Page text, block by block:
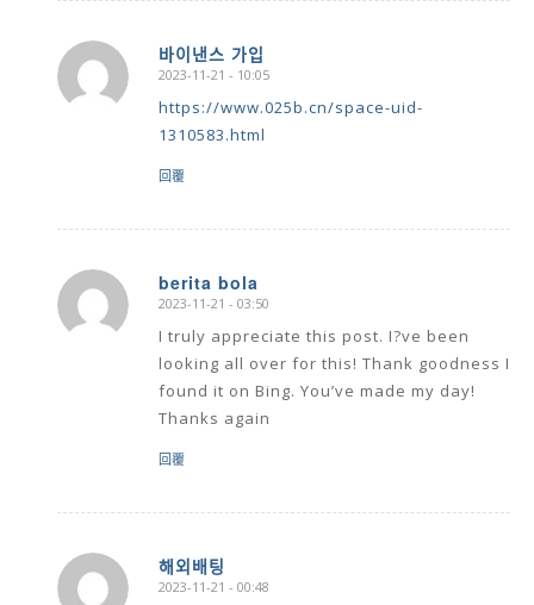
바이낸스 가입
says:
2023-11-21 - 10:05
https://www.025b.cn/space-uid-
1310583.html
回覆
berita bola
says:
2023-11-21 - 03:50
I truly appreciate this post. I?ve been
looking all over for this! Thank goodness I
found it on Bing. You’ve made my day!
Thanks again
回覆
해외배팅
says:
2023-11-21 - 00:48